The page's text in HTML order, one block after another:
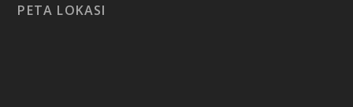
PETA LOKASI